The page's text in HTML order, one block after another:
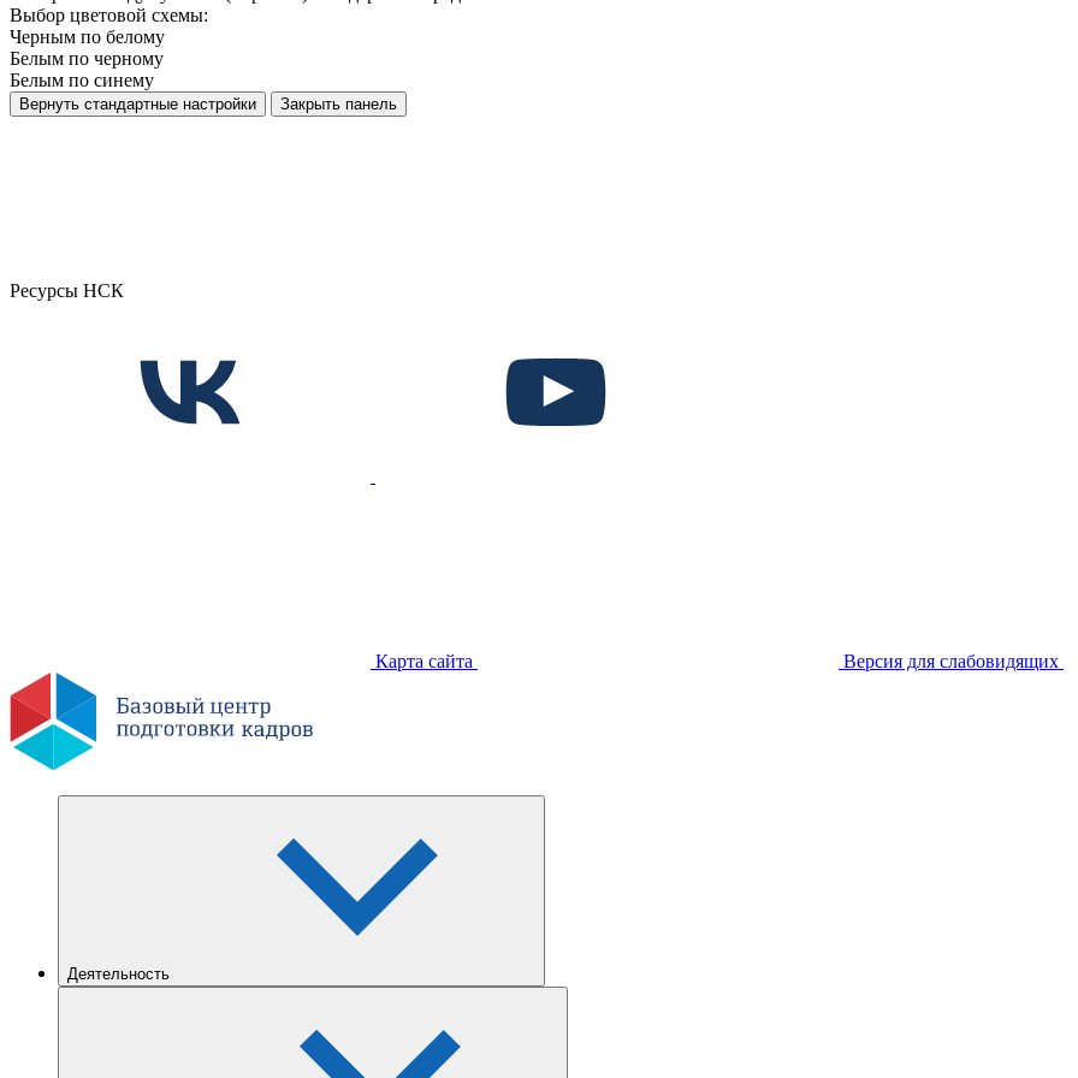
Выбор цветовой схемы:
Черным по белому
Белым по черному
Белым по синему
Вернуть стандартные настройки Закрыть панель
Ресурсы НСК
Карта сайта Версия для слабовидящих
Деятельность